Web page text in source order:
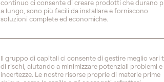
continuo ci consente di creare prodotti che durano
a lungo, sono più facili da installare e forniscono
soluzioni complete ed economiche.
Il gruppo di capitali ci consente di gestire meglio vari
di rischi, aiutando a minimizzare potenziali problemi e
incertezze. Le nostre risorse proprie di materie prime